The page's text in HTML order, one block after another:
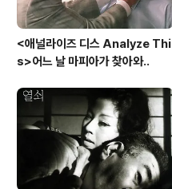
<애널라이즈 디스 Analyze Thi
s>어느 날 마피아가 찾아와..